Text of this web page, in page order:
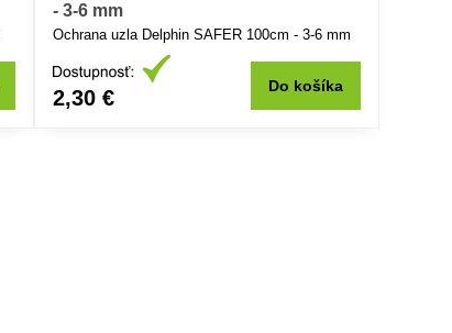
- 3-6 mm
Ochrana uzla Delphin SAFER 100cm - 3-6 mm
2,30 € Do košíka